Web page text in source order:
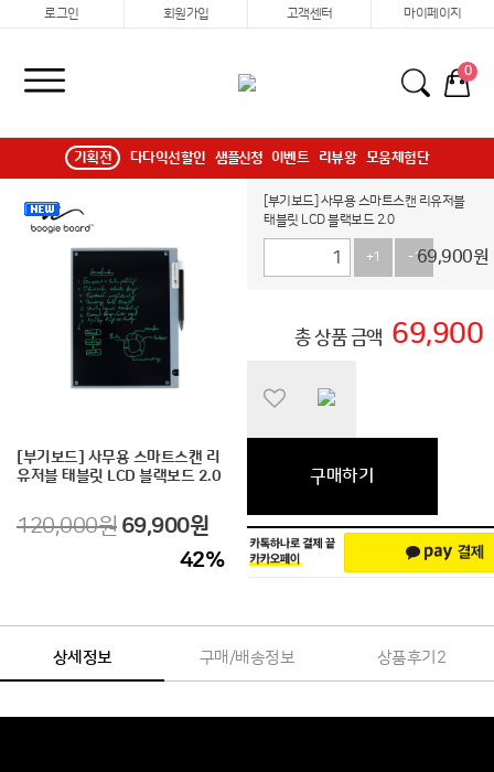
로그인 회원가입 고객센터 마이페이지
0
기획전 다다익선할인 샘플신청 이벤트 리뷰왕 모움체험단
[부기보드] 사무용 스마트스캔 리
유저블 태블릿 LCD 블랙보드 2.0
120,000원 69,900원
42%
[부기보드] 사무용 스마트스캔 리유저블
태블릿 LCD 블랙보드 2.0
+1 -169,900원
총 상품 금액 69,900
구매하기
상세정보 구매/배송정보 상품후기 2